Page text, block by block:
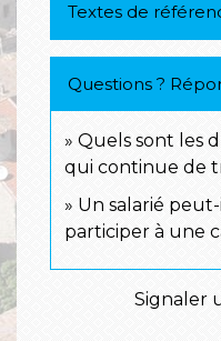
Textes de
Questions ?
Quels sont les
qui continue de
Un salarié
participer à une
Signaler